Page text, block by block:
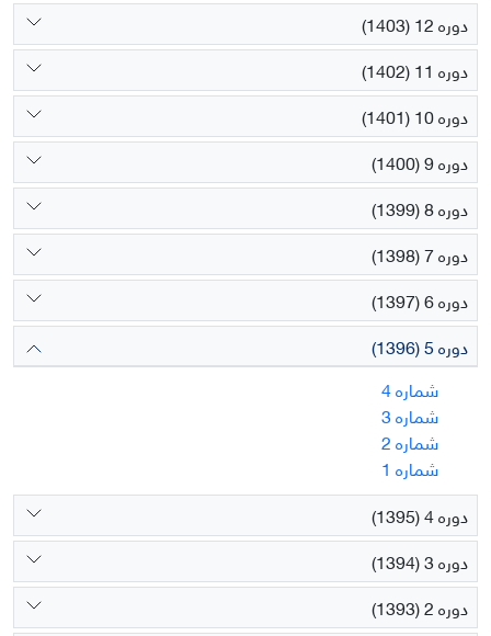
دوره 12 (1403)
دوره 11 (1402)
دوره 10 (1401)
دوره 9 (1400)
دوره 8 (1399)
دوره 7 (1398)
دوره 6 (1397)
دوره 5 (1396)
شماره 4
شماره 3
شماره 2
شماره 1
دوره 4 (1395)
دوره 3 (1394)
دوره 2 (1393)